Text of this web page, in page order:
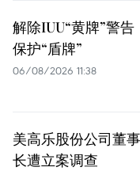
解除IUU“黄牌”警
保护“盾牌”
06/08/2026 11:38
美高乐股份公司董
长遭立案调查